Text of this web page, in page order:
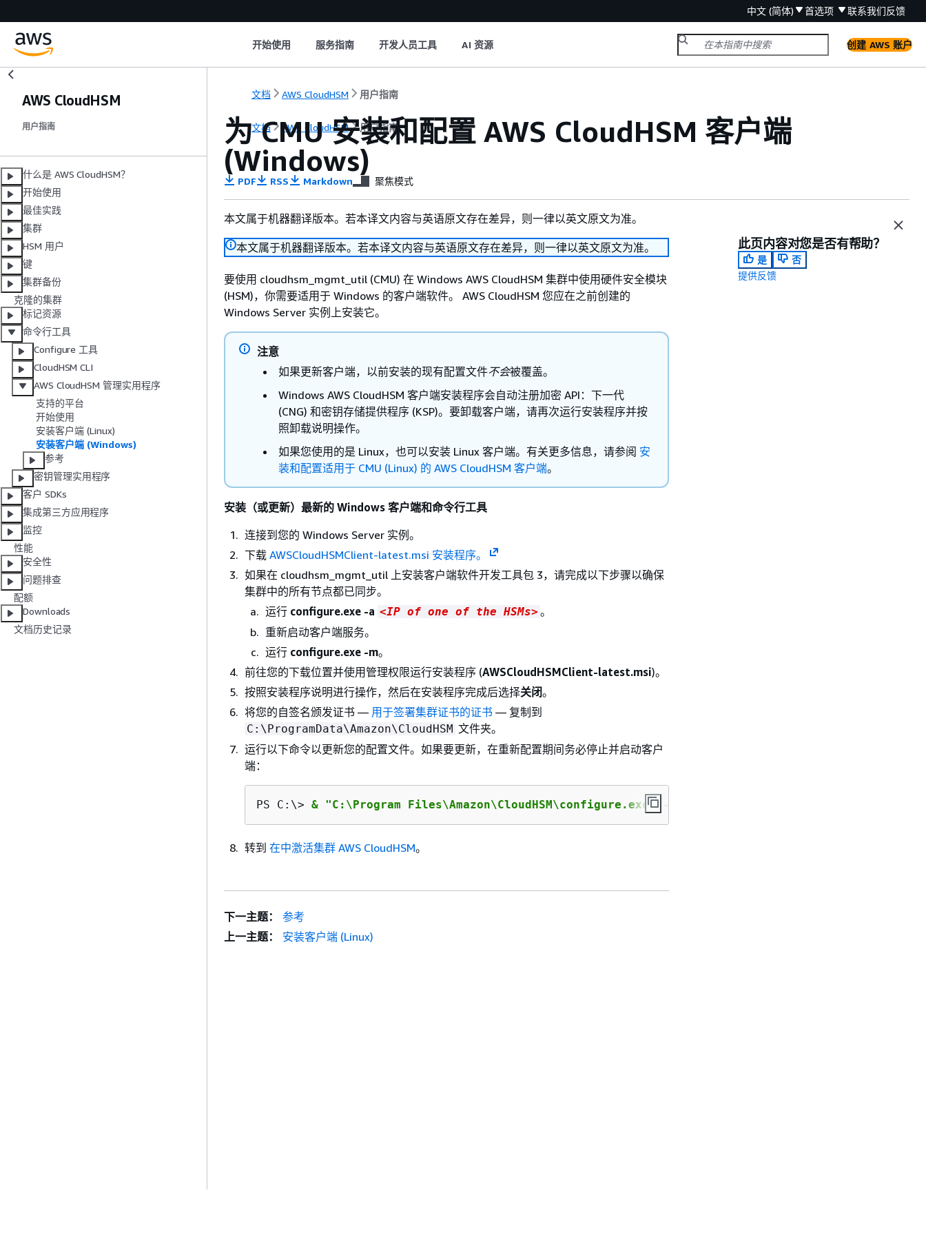
中文 (简体) 首选项 联系我们反馈
开始使用 服务指南 开发人员工具 AI 资源 创建 AWS 账户
AWS CloudHSM
用户指南
什么是 AWS CloudHSM？
开始使用
最佳实践
集群
HSM 用户
键
集群备份
克隆的集群
标记资源
命令行工具
Configure 工具
CloudHSM CLI
AWS CloudHSM 管理实用程序
支持的平台
开始使用
安装客户端 (Linux)
安装客户端 (Windows)
参考
密钥管理实用程序
客户 SDKs
集成第三方应用程序
监控
性能
安全性
问题排查
配额
Downloads
文档历史记录
文档 AWS CloudHSM 用户指南
文档 AWS CloudHSM 用户指南
为 CMU 安装和配置 AWS CloudHSM 客户端
(Windows)
PDF RSS Markdown 聚焦模式
本文属于机器翻译版本。若本译文内容与英语原文存在差异，则一律以英文原文为准。
本文属于机器翻译版本。若本译文内容与英语原文存在差异，则一律以英文原文为准。
要使用 cloudhsm_mgmt_util (CMU) 在 Windows AWS CloudHSM 集群中使用硬件安全模块
(HSM)，你需要适用于 Windows 的客户端软件。 AWS CloudHSM 您应在之前创建的
Windows Server 实例上安装它。
注意
如果更新客户端，以前安装的现有配置文件不会被覆盖。
Windows AWS CloudHSM 客户端安装程序会自动注册加密 API：下一代
(CNG) 和密钥存储提供程序 (KSP)。要卸载客户端，请再次运行安装程序并按
照卸载说明操作。
如果您使用的是 Linux，也可以安装 Linux 客户端。有关更多信息，请参阅 安
装和配置适用于 CMU (Linux) 的 AWS CloudHSM 客户端。
安装（或更新）最新的 Windows 客户端和命令行工具
连接到您的 Windows Server 实例。
下载 AWSCloudHSMClient-latest.msi 安装程序。
如果在 cloudhsm_mgmt_util 上安装客户端软件开发工具包 3，请完成以下步骤以确保
集群中的所有节点都已同步。
运行 configure.exe -a <IP of one of the HSMs> 。
重新启动客户端服务。
运行 configure.exe -m。
前往您的下载位置并使用管理权限运行安装程序 (AWSCloudHSMClient-latest.msi)。
按照安装程序说明进行操作，然后在安装程序完成后选择关闭。
将您的自签名颁发证书 — 用于签署集群证书的证书 — 复制到
C:\ProgramData\Amazon\CloudHSM 文件夹。
运行以下命令以更新您的配置文件。如果要更新，在重新配置期间务必停止并启动客户
端：
PS C:\> & "C:\Program Files\Amazon\CloudHSM\configure.exe" -a
转到 在中激活集群 AWS CloudHSM。
此页内容对您是否有帮助？
是
否
提供反馈
下一主题：
参考
上一主题：
安装客户端 (Linux)